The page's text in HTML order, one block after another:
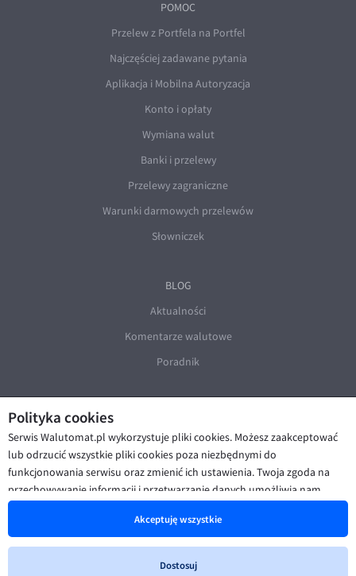
Polityka cookies
Serwis Walutomat.pl wykorzystuje pliki cookies. Możesz zaakceptować
lub odrzucić wszystkie pliki cookies poza niezbędnymi do
funkcjonowania serwisu oraz zmienić ich ustawienia. Twoja zgoda na
przechowywanie informacji i przetwarzanie danych umożliwia nam
poprawę funkcjonalności strony oraz prezentowanie Ci
spersonalizowanych treści i reklam. Więcej informacji znajdziesz w naszej
Akceptuję wszystkie
Dostosuj
POMOC
Przelew z Portfela na Portfel
Najczęściej zadawane pytania
Aplikacja i Mobilna Autoryzacja
Konto i opłaty
Wymiana walut
Banki i przelewy
Przelewy zagraniczne
Warunki darmowych przelewów
Słowniczek
BLOG
Aktualności
Komentarze walutowe
Poradnik
© Walutomat 2026 | Regulaminy
|
Polityka prywatności i cookies | Deklaracja dostępności